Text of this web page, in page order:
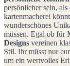
persönlicher sein,
kartenmacherei
wunderschönes
müssen. Egal ob für
Designs vereinen
Stil. Ihr müsst nur
um ein wertvolles